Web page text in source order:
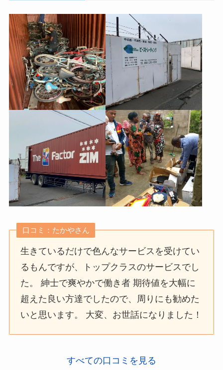
口コミ：たかやさん
生きているだけで色んなサービスを受けてい
るもんですが、トップクラスのサービスでし
た。 紳士で爽やかで働き者 期待値を大幅に
超えた良い方達でしたので、周りにも勧めた
いと思います。 大変、お世話になりました！
すべての口コミを見る